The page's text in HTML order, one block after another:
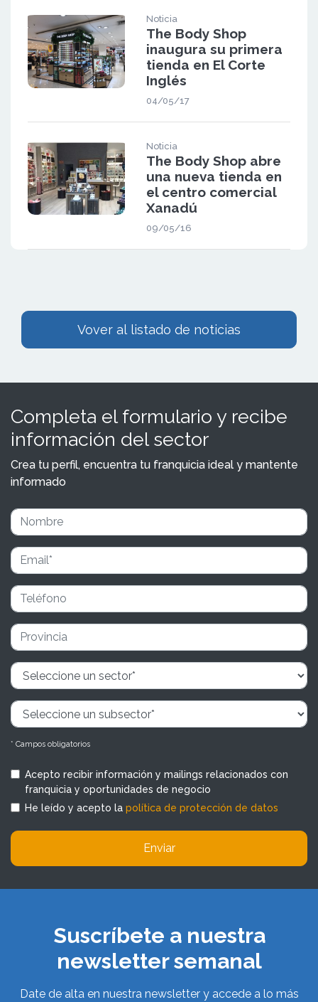
Noticia
The Body Shop
inaugura su primera
tienda en El Corte
Inglés
04/05/17
Noticia
The Body Shop abre
una nueva tienda en
el centro comercial
Xanadú
09/05/16
Vover al listado de noticias
Completa el formulario y recibe
información del sector
Crea tu perfil, encuentra tu franquicia ideal y mantente
informado
* Campos obligatorios
Acepto recibir información y mailings relacionados con
franquicia y oportunidades de negocio
He leído y acepto la política de protección de datos
Enviar
Suscríbete a nuestra
newsletter semanal
Date de alta en nuestra newsletter y accede a lo más